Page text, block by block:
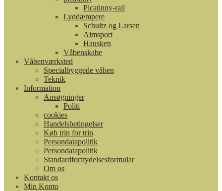
Picatinny-rail
Lyddæmpere
Schultz og Larsen
Aimsport
Hausken
Våbenskabe
Våbenværksted
Specialbyggede våben
Teknik
Information
Ansøgninger
Politi
cookies
Handelsbetingelser
Køb trin for trin
Persondatapolitik
Persondatapolitik
Standardfortrydelsesformular
Om os
Kontakt os
Min Konto